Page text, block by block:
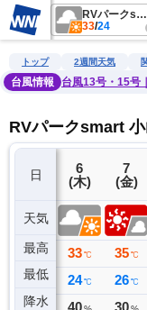
RVパークsmart 小山思川温泉
33/24
雨雲レーダー 台風情報
トップ 2週間天気
台風情報
台風13号・15号
RVパークsmart
日
天気
最高
最低
降水
5
(水)
32 ℃
21 ℃
0
6
(木)
33 ℃
24 ℃
40
7
(金)
35 ℃
26 ℃
30